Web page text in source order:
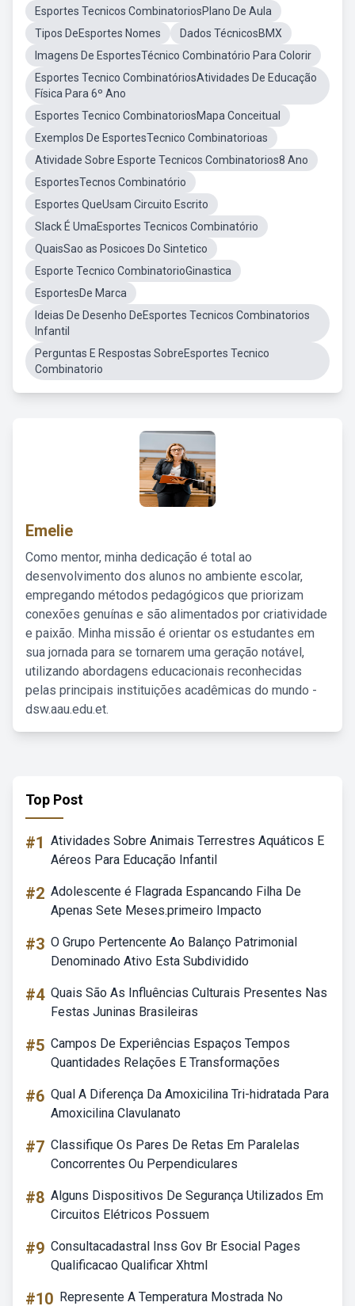
Esportes Tecnicos CombinatoriosPlano De Aula
Tipos DeEsportes Nomes
Dados TécnicosBMX
Imagens De EsportesTécnico Combinatório Para Colorir
Esportes Tecnico CombinatóriosAtividades De Educação
Física Para 6º Ano
Esportes Tecnico CombinatoriosMapa Conceitual
Exemplos De EsportesTecnico Combinatorioas
Atividade Sobre Esporte Tecnicos Combinatorios8 Ano
EsportesTecnos Combinatório
Esportes QueUsam Circuito Escrito
Slack É UmaEsportes Tecnicos Combinatório
QuaisSao as Posicoes Do Sintetico
Esporte Tecnico CombinatorioGinastica
EsportesDe Marca
Ideias De Desenho DeEsportes Tecnicos Combinatorios
Infantil
Perguntas E Respostas SobreEsportes Tecnico
Combinatorio
Emelie
Como mentor, minha dedicação é total ao
desenvolvimento dos alunos no ambiente escolar,
empregando métodos pedagógicos que priorizam
conexões genuínas e são alimentados por criatividade
e paixão. Minha missão é orientar os estudantes em
sua jornada para se tornarem uma geração notável,
utilizando abordagens educacionais reconhecidas
pelas principais instituições acadêmicas do mundo -
dsw.aau.edu.et.
Top Post
#1 Atividades Sobre Animais Terrestres Aquáticos E
Aéreos Para Educação Infantil
#2 Adolescente é Flagrada Espancando Filha De
Apenas Sete Meses.primeiro Impacto
#3 O Grupo Pertencente Ao Balanço Patrimonial
Denominado Ativo Esta Subdividido
#4 Quais São As Influências Culturais Presentes Nas
Festas Juninas Brasileiras
#5 Campos De Experiências Espaços Tempos
Quantidades Relações E Transformações
#6 Qual A Diferença Da Amoxicilina Tri-hidratada Para
Amoxicilina Clavulanato
#7 Classifique Os Pares De Retas Em Paralelas
Concorrentes Ou Perpendiculares
#8 Alguns Dispositivos De Segurança Utilizados Em
Circuitos Elétricos Possuem
#9 Consultacadastral Inss Gov Br Esocial Pages
Qualificacao Qualificar Xhtml
#10 Represente A Temperatura Mostrada No